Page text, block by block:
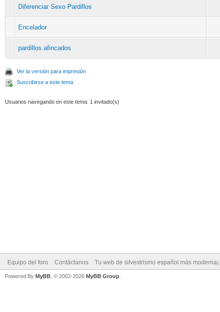
Diferenciar Sexo Pardillos
Encelador
pardillos afincados
Ver la versión para impresión
Suscribirse a este tema
Usuarios navegando en este tema: 1 invitado(s)
Equipo del foro Contáctanos Tu web de silvestrismo español más moderna¡
Powered By MyBB , © 2002-2026 MyBB Group